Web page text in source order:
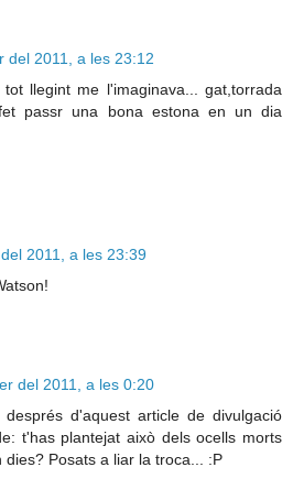
del 2011, a les 23:12
llegint me l'imaginava... gat,torrada
passr una bona estona en un dia
2011, a les 23:39
del 2011, a les 0:20
d'aquest article de divulgació
t'has plantejat això dels ocells morts
Posats a liar la troca... :P